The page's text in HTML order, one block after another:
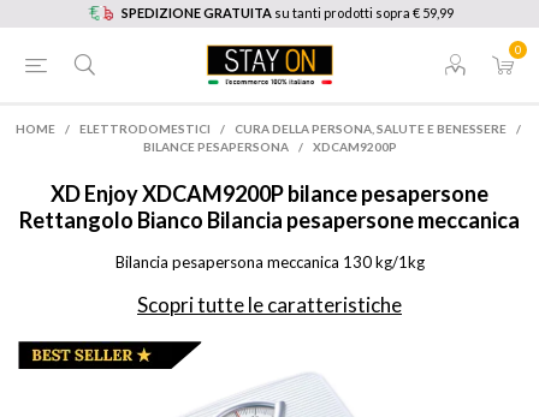
SPEDIZIONE GRATUITA su tanti prodotti sopra € 59,99
0
HOME / ELETTRODOMESTICI / CURA DELLA PERSONA, SALUTE E BENESSERE
/
BILANCE PESAPERSONA
/ XDCAM9200P
XD EnjoyXDCAM9200P bilance pesapersone
Rettangolo Bianco Bilancia pesapersone meccanica
Bilancia pesapersona meccanica 130 kg/1kg
Scopri tutte le caratteristiche